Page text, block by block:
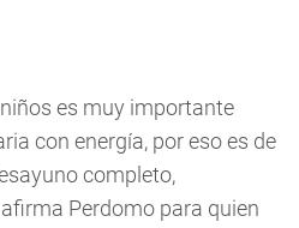
es muy importante
con energía, por eso es de
completo,
Perdomo para quien